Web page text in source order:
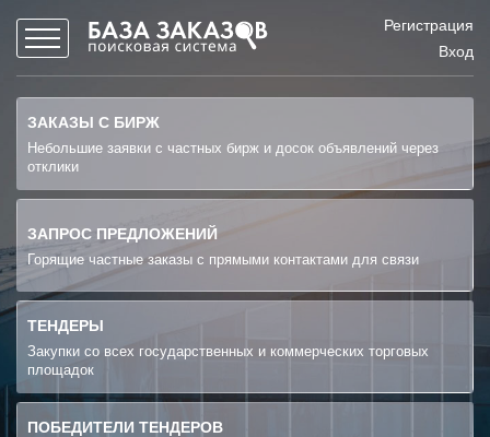
Регистрация
Вход
ЗАКАЗЫ С БИРЖ
Небольшие заявки с частных бирж и досок объявлений через
отклики
ЗАПРОС ПРЕДЛОЖЕНИЙ
Горящие частные заказы с прямыми контактами для связи
ТЕНДЕРЫ
Закупки со всех государственных и коммерческих торговых
площадок
ПОБЕДИТЕЛИ ТЕНДЕРОВ